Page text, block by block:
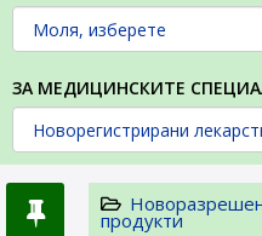
ЗА МЕДИЦИНСКИТЕ
продукти